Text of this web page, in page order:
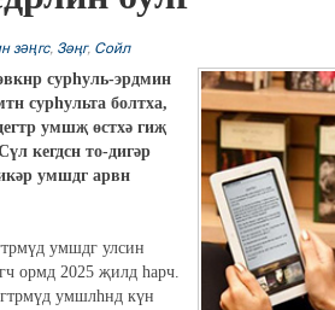
зәңгс, Зіњг, Сойл
сурһуль-эрдмин
сурһульта болтха,
умшҗ өстхә гиҗ
кегдсн то-дигәр
умшдг арвн
умшдг улсин
ормд 2025 җилд һарч.
умшлһнд күн